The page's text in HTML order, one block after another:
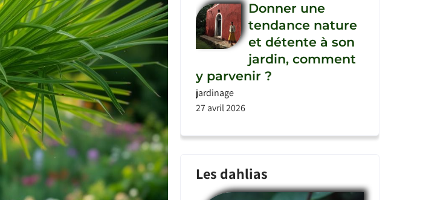
Donner une
tendance nature
et détente à son
jardin, comment
y parvenir ?
jardinage
27 avril 2026
Les dahlias